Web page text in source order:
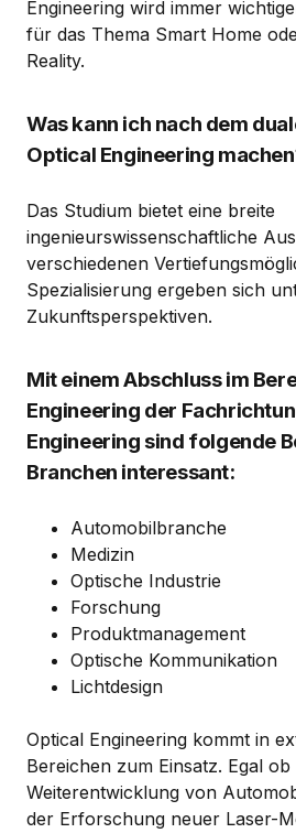
Engineering wird immer
für das Thema Smart Home
Reality.
Was kann ich nach dem
Optical Engineering
Das Studium bietet eine breite
ingenieurswissenschaftliche
verschiedenen
Spezialisierung ergeben sich
Zukunftsperspektiven.
Mit einem Abschluss im
Engineering der
Engineering sind folgende
Branchen interessant:
Automobilbranche
Medizin
Optische Industrie
Forschung
Produktmanagement
Optische Kommunikation
Lichtdesign
Optical Engineering kommt in
Bereichen zum Einsatz. Egal
Weiterentwicklung von
der Erforschung neuer Laser-